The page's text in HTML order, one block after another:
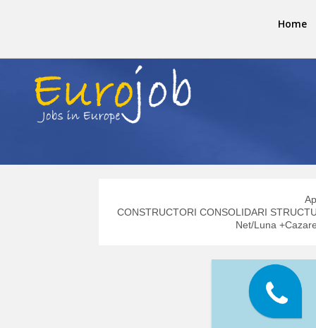
Home
CONSTRUCTORI CONSOLIDARI
Net/Luna